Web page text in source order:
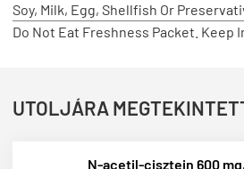
Soy, Milk, Egg, Shellfish Or
Do Not Eat Freshness Packet. Keep
UTOLJÁRA
N-acetil-cisztein 600